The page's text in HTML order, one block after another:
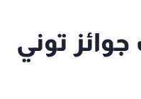
توني